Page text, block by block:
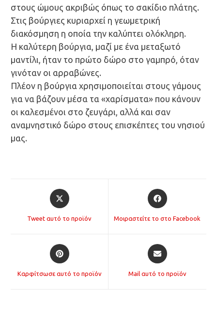
στους ώμους ακριβώς όπως το σακίδιο πλάτης.
Στις βούργιες κυριαρχεί η γεωμετρική
διακόσμηση η οποία την καλύπτει ολόκληρη.
Η καλύτερη βούργια, μαζί με ένα μεταξωτό
μαντίλι, ήταν το πρώτο δώρο στο γαμπρό, όταν
γινόταν οι αρραβώνες.
Πλέον η βούργια χρησιμοποιείται στους γάμους
για να βάζουν μέσα τα «χαρίσματα» που κάνουν
οι καλεσμένοι στο ζευγάρι, αλλά και σαν
αναμνηστικό δώρο στους επισκέπτες του νησιού
μας.
Opens
in
Tweet αυτό το προϊόν
Opens
in
Μοιραστείτε το στο Facebook
Opens
in
Καρφίτσωσε αυτό το προϊόν
Opens
in
Mail αυτό το προϊόν